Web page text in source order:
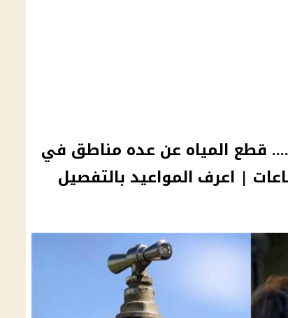
قطع المياه عن عده مناطق في